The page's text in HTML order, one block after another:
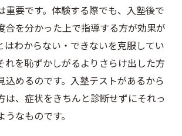
重要です。体験する際でも、入塾後で
合を分かった上で指導する方が効果が
はわからない・できないを克服してい
れを恥ずかしがるよりさらけ出した方
込めるのです。入塾テストがあるから
は、症状をきちんと診断せずにそれっ
なものです。